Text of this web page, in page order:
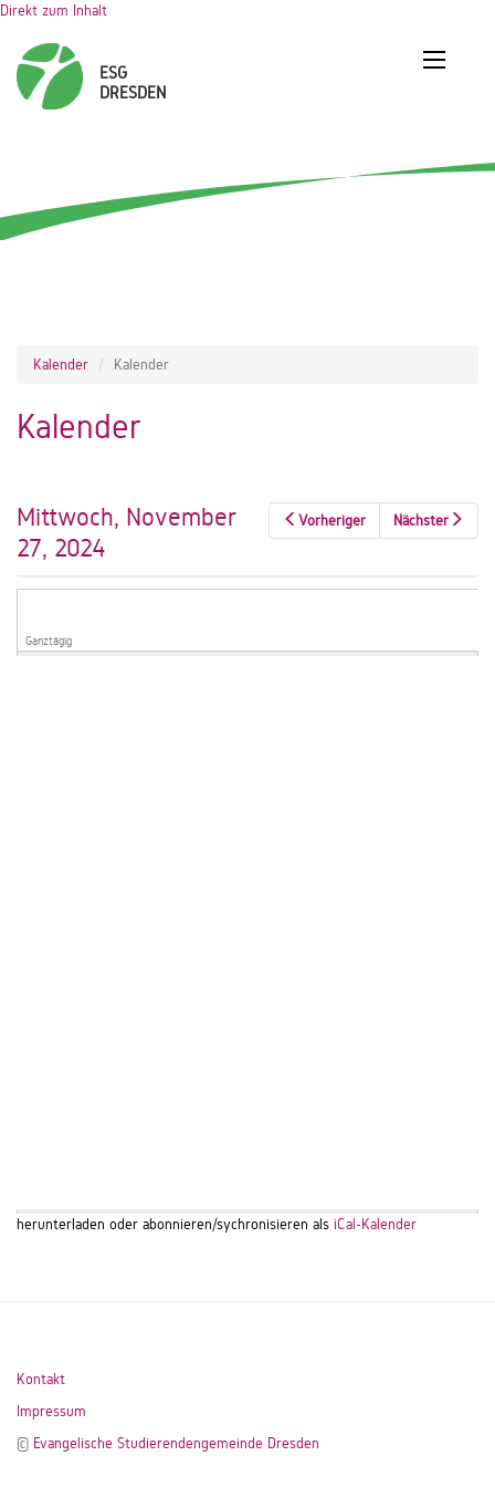
Direkt zum Inhalt
Kalender Kalender
Kalender
Vorheriger Nächster
Mittwoch, November
27, 2024
Ganztägig
herunterladen oder abonnieren/sychronisieren als iCal-Kalender
Kontakt
Impressum
© Evangelische Studierendengemeinde Dresden